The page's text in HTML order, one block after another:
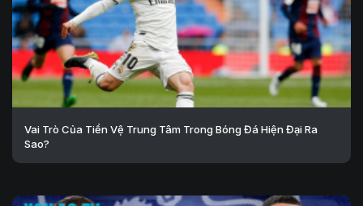
Vai Trò Của Tiền Vệ Trung Tâm Trong Bóng Đá Hiện Đại Ra
Sao?